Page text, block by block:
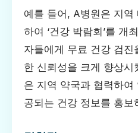
예를 들어, A병원은 지역
하여 ‘건강 박람회’를 개
자들에게 무료 건강 검진
한 신뢰성을 크게 향상시
은 지역 약국과 협력하여
공되는 건강 정보를 홍보